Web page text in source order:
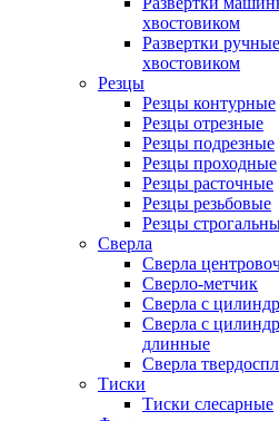
хвостовиком
Развертки
хвостовиком
Резцы
Резцы контурные
Резцы отрезные
Резцы подрезные
Резцы проходные
Резцы расточные
Резцы резьбовые
Резцы
Сверла
Сверла
Сверло-метчик
Сверла с
Сверла с
длинные
Сверла
Тиски
Тиски слесарные